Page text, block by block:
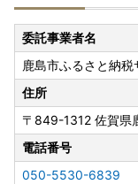
委託事業者名
鹿島市ふるさと納
住所
〒849-1312 佐賀県
電話番号
050-5530-6839